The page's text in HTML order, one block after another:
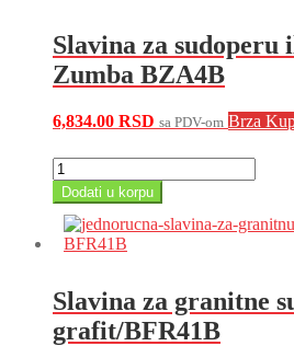
Slavina za sudoperu
Zumba BZA4B
6,834.00 RSD sa PDV-om Brza
Slavina
za
sudoperu
lavabo,
količina
Dodati u korpu
Slavina za granitne
grafit/BFR41B